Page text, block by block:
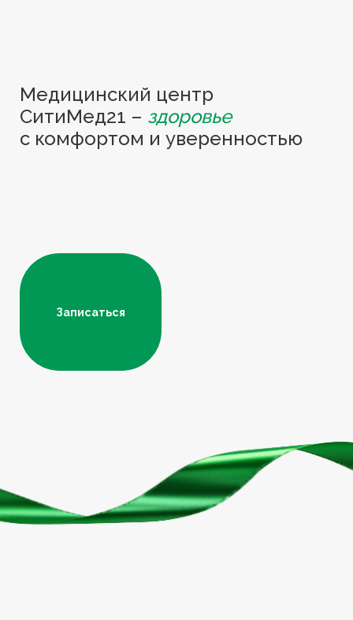
Медицинский центр
СитиМед21 – здоровье
с комфортом и уверенностью
Записаться